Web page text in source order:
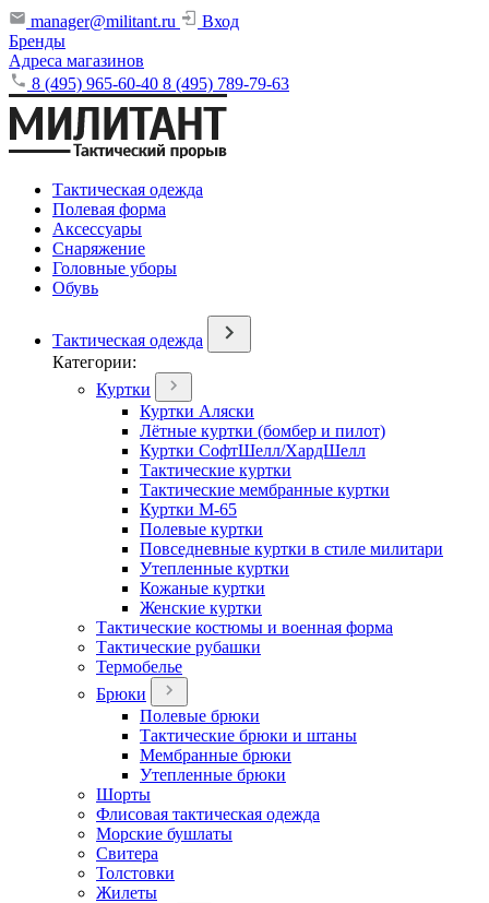
manager@militant.ru
Вход
Бренды
Адреса магазинов
8 (495) 965-60-40 8 (495) 789-79-63
Тактическая одежда
Полевая форма
Аксессуары
Снаряжение
Головные уборы
Обувь
Тактическая одежда
Категории:
Куртки
Куртки Аляски
Лётные куртки (бомбер и пилот)
Куртки СофтШелл/ХардШелл
Тактические куртки
Тактические мембранные куртки
Куртки М-65
Полевые куртки
Повседневные куртки в стиле милитари
Утепленные куртки
Кожаные куртки
Женские куртки
Тактические костюмы и военная форма
Тактические рубашки
Термобелье
Брюки
Полевые брюки
Тактические брюки и штаны
Мембранные брюки
Утепленные брюки
Шорты
Флисовая тактическая одежда
Морские бушлаты
Свитера
Толстовки
Жилеты